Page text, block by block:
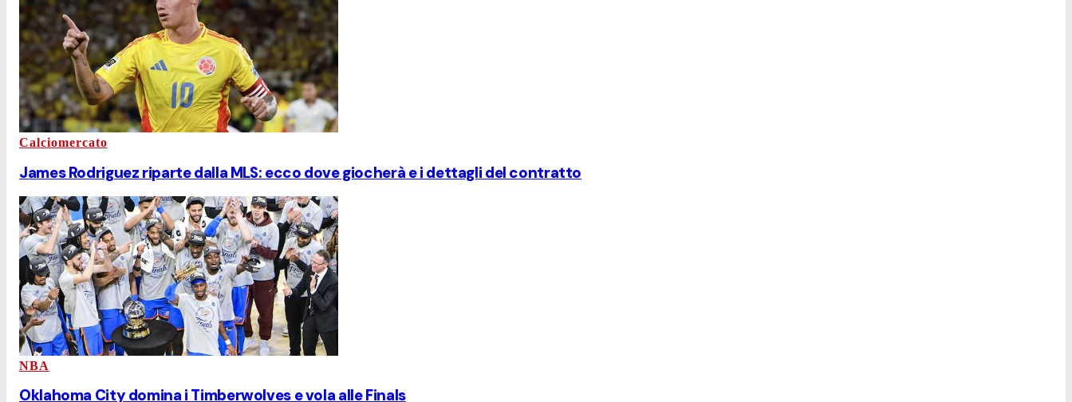
Calciomercato
James Rodriguez riparte dalla MLS: ecco dove giocherà e i dettagli del contratto
NBA
Oklahoma City domina i Timberwolves e vola alle Finals